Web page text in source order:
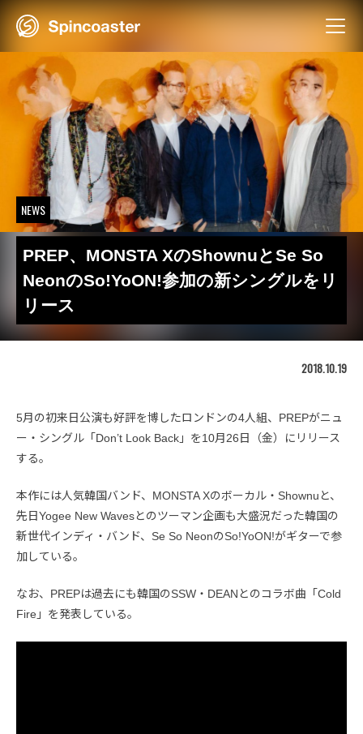
Skip
NEWS
PREP、MONSTA XのShownuとSe So
NeonのSo!YoON!参加の新シングルをリ
リース
2018.10.19
5月の初来日公演も好評を博したロンドンの4人組、PREPがニュ
ー・シングル「Don’t Look Back」を10月26日（金）にリリース
する。
本作には人気韓国バンド、MONSTA Xのボーカル・Shownuと、
先日Yogee New Wavesとのツーマン企画も大盛況だった韓国の
新世代インディ・バンド、Se So NeonのSo!YoON!がギターで参
加している。
なお、PREPは過去にも韓国のSSW・DEANとのコラボ曲「Cold
Fire」を発表している。